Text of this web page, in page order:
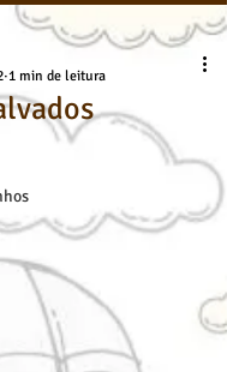
1 min de leitura